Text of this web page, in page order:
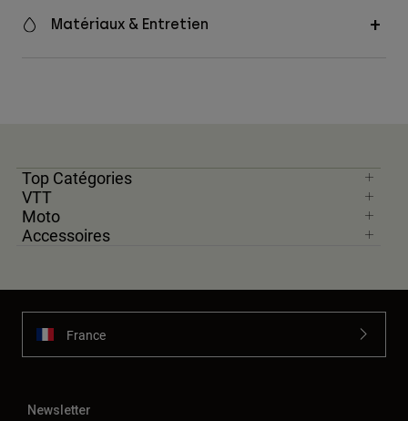
Matériaux & Entretien
Top Catégories
VTT
Moto
Accessoires
France
Newsletter